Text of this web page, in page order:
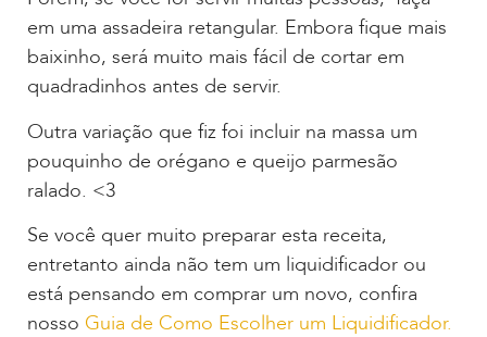
em uma assadeira retangular. Embora fique mais
baixinho, será muito mais fácil de cortar em
quadradinhos antes de servir.
Outra variação que fiz foi incluir na massa um
pouquinho de orégano e queijo parmesão
ralado. <3
Se você quer muito preparar esta receita,
entretanto ainda não tem um liquidificador ou
está pensando em comprar um novo, confira
nosso Guia de Como Escolher um Liquidificador.